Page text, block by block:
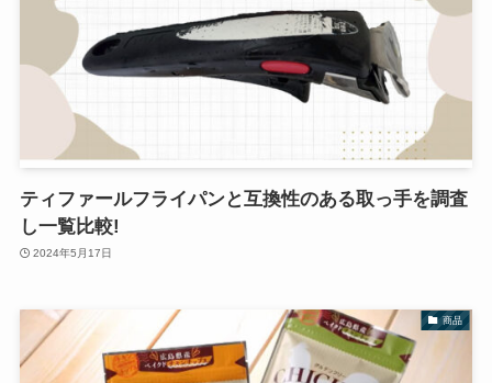
ティファールフライパンと互換性のある取っ手を調査
し一覧比較!
2024年5月17日
商品